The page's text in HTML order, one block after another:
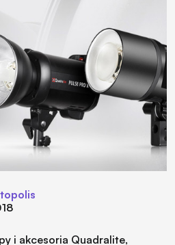
i akcesoria Quadralite,